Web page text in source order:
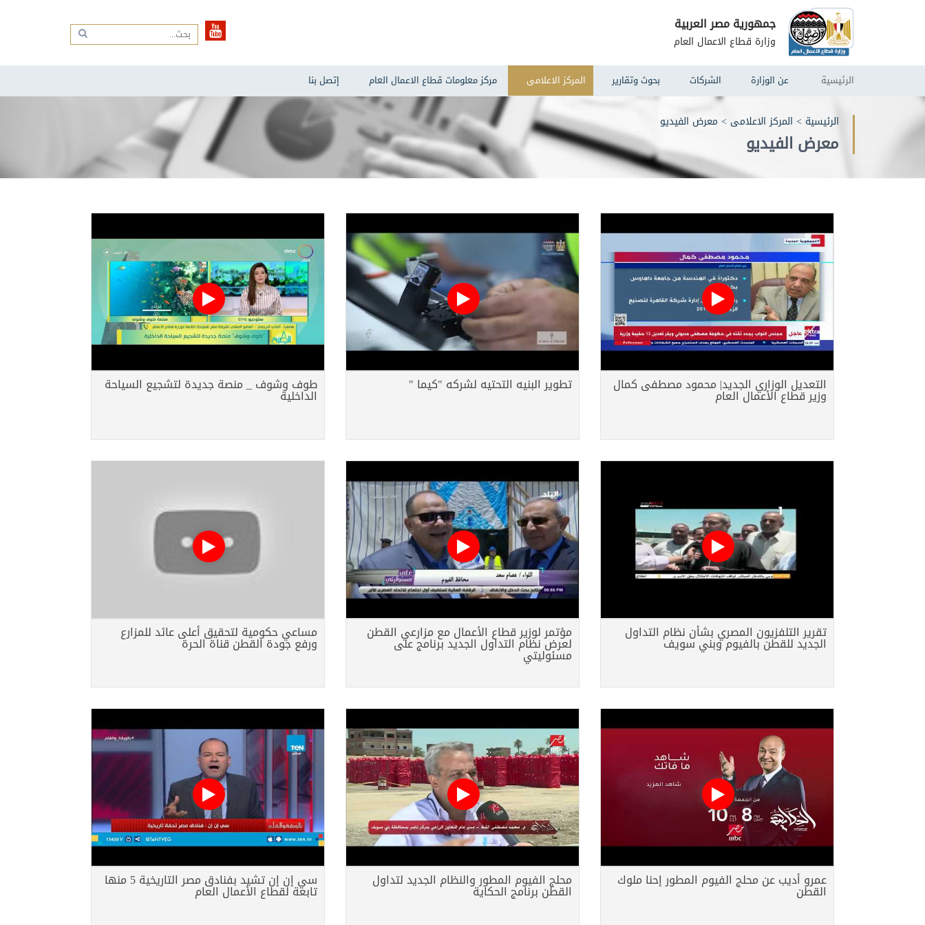
جمهورية مصر العربية
وزارة قطاع الاعمال العام
الرئيسية عن الوزارة الشركات بحوث وتقارير المركز الاعلامى مركز معلومات قطاع الاعمال العام إتصل بنا
الرئيسية > المركز الاعلامى > معرض الفيديو
معرض الفيديو
التعديل الوزاري الجديد| محمود مصطفى كمال
وزير قطاع الأعمال العام
تطوير البنيه التحتيه لشركه "كيما " طوف وشوف _ منصة جديدة لتشجيع السياحة
الداخلية
تقرير التلفزيون المصري بشأن نظام التداول
الجديد للقطن بالفيوم وبني سويف
مؤتمر لوزير قطاع الأعمال مع مزارعي القطن
لعرض نظام التداول الجديد برنامج على
مسئوليتي
مساعي حكومية لتحقيق أعلى عائد للمزارع
ورفع جودة القطن قناة الحرة
عمرو أديب عن محلج الفيوم المطور إحنا ملوك
القطن
محلج الفيوم المطور والنظام الجديد لتداول
القطن برنامج الحكاية
سي إن إن تشيد بفنادق مصر التاريخية 5 منها
تابعة لقطاع الأعمال العام